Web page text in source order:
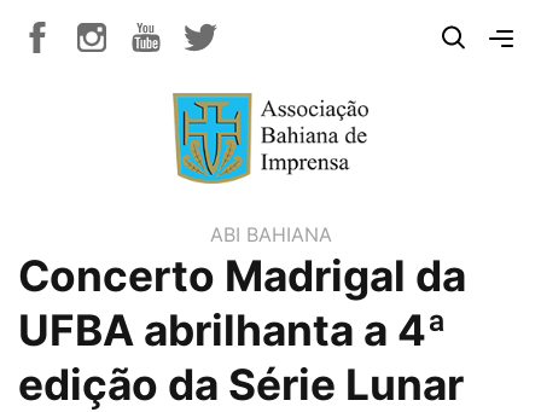
ABI BAHIANA
Concerto Madrigal da
UFBA abrilhanta a 4ª
edição da Série Lunar